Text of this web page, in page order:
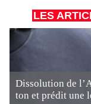
LES
Dissolution de
ton et prédit une